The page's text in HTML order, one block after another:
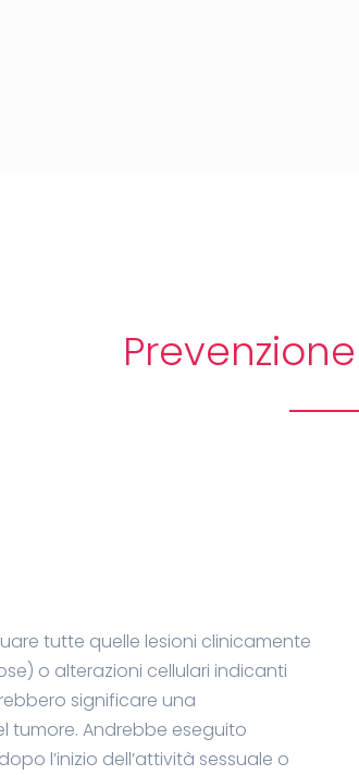
Prevenzione
tutte quelle lesioni clinicamente
o alterazioni cellulari indicanti
significare una
tumore. Andrebbe eseguito
l’inizio dell’attività sessuale o